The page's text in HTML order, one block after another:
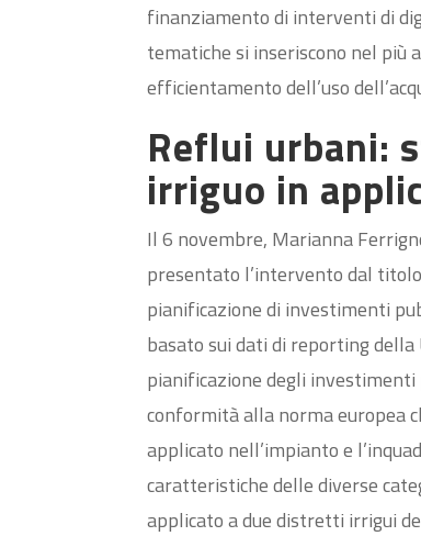
finanziamento di interventi di
tematiche si inseriscono nel più
efficientamento dell’uso
Reflui urbani:
irriguo in
Il 6 novembre, Marianna
presentato l’intervento dal
pianificazione di investimenti
basato sui dati di reporting
pianificazione degli
conformità alla norma europea
applicato nell’impianto e
caratteristiche delle diverse
applicato a due distretti irrigui